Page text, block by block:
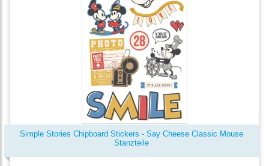
Simple Stories Chipboard Stickers - Say Cheese Classic Mouse
Stanzteile